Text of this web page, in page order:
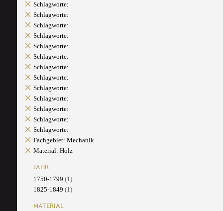
Schlagworte:
Schlagworte:
Schlagworte:
Schlagworte:
Schlagworte:
Schlagworte:
Schlagworte:
Schlagworte:
Schlagworte:
Schlagworte:
Schlagworte:
Schlagworte:
Schlagworte:
Fachgebiet: Mechanik
Material: Holz
JAHR
1750-1799 (1)
1825-1849 (1)
MATERIAL